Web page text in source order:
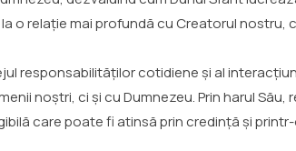
o relație mai profundă cu Creatorul nostru,
responsabilităților cotidiene și al
noștri, ci și cu Dumnezeu. Prin harul
care poate fi atinsă prin credință și